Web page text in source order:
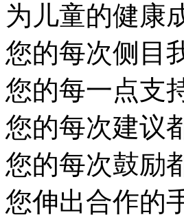
为儿童的健康
您的每次侧目
您的每一点支
您的每次建议
您的每次鼓励
您伸出合作的